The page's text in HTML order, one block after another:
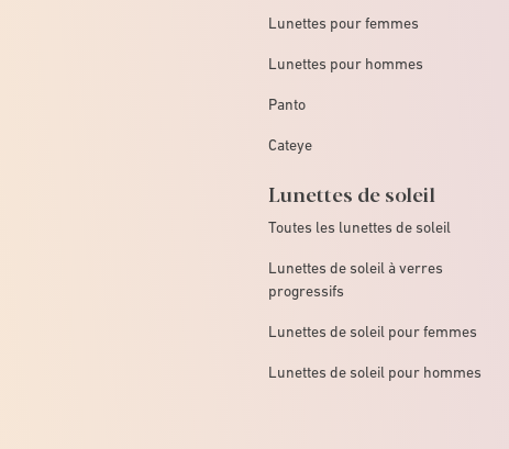
Lunettes pour femmes
Lunettes pour hommes
Panto
Cateye
Lunettes de soleil
Toutes les lunettes de soleil
Lunettes de soleil à verres
progressifs
Lunettes de soleil pour femmes
Lunettes de soleil pour hommes